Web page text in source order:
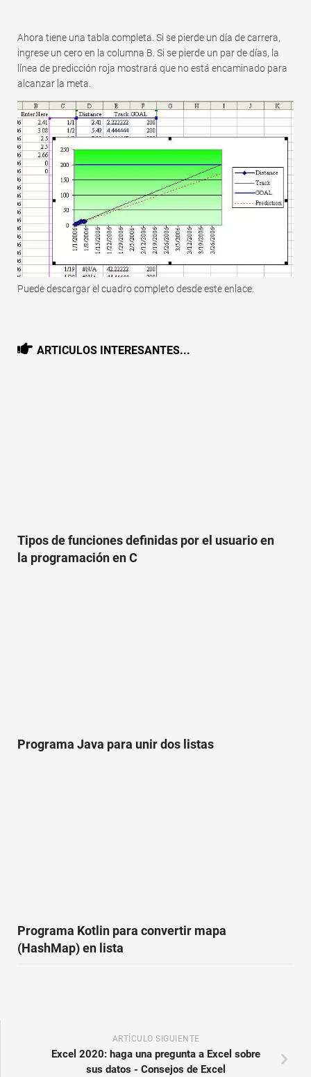
Ahora tiene una tabla completa. Si se pierde un día de carrera,
ingrese un cero en la columna B. Si se pierde un par de días, la
línea de predicción roja mostrará que no está encaminado para
alcanzar la meta.
Puede descargar el cuadro completo desde este enlace.
ARTICULOS INTERESANTES...
Tipos de funciones definidas por el usuario en
la programación en C
Programa Java para unir dos listas
Programa Kotlin para convertir mapa
(HashMap) en lista
ARTÍCULO SIGUIENTE
Excel 2020: haga una pregunta a Excel sobre
sus datos - Consejos de Excel